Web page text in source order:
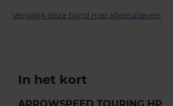
Vergelijk deze band met alternatieven
In het kort